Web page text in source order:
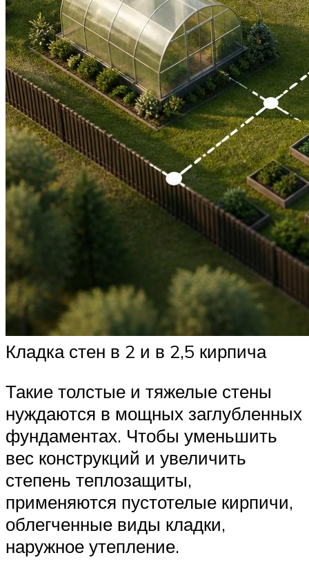
Кладка стен в 2 и в 2,5 кирпича
Такие толстые и тяжелые стены
нуждаются в мощных заглубленных
фундаментах. Чтобы уменьшить
вес конструкций и увеличить
степень теплозащиты,
применяются пустотелые кирпичи,
облегченные виды кладки,
наружное утепление.